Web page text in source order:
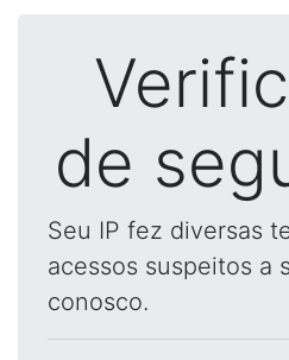
de
Seu IP fez diversas
acessos suspeitos a
conosco.